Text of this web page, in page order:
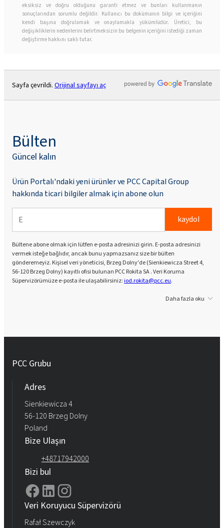
eksiksiz ve doğru olduğunu garanti etmez ve bunları kullanmanın
sonuçlarından sorumlu değildir. Kullanıcı bu dokümanın bilgi ve içeriğini
kendi başına doğrulamak ve onaylamakla yükümlüdür. Üretici, bu
değişikliklerin nedenlerini belirtmeksizin bu belgenin içeriğini istediği zaman
değiştirme hakkını saklı tutar.
Sayfa çevrildi. Orijinal sayfayı aç
Bülten
Güncel kalın
Ürün Portalı'ndaki yeni ürünler ve PCC Capital Group
hakkında ticari bilgiler almak için abone olun
kaydol
Bültene abone olmak için lütfen e-posta adresinizi girin. E-posta adresinizi
vermek isteğe bağlıdır, ancak bunu yapmazsanız size bir bülten
gönderemeyiz. Kişisel veri yöneticisi, Brzeg Dolny'de (Sienkiewicza Street 4,
56-120 Brzeg Dolny) kayıtlı ofisi bulunan PCC Rokita SA . Veri Koruma
Süpervizörümüze e-posta ile ulaşabilirsiniz:iod.rokita@pcc.eu.
Daha fazla oku
PCC Grubu
Adres
Sienkiewicza 4
56-120 Brzeg Dolny
Poland
Bize Ulaşın
+48717942000
Bizi bul
Veri Koruyucu Süpervizörü
Rafał Szewczyk